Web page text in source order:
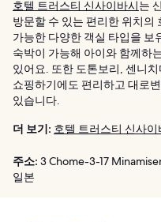
호텔 트러스티 신사이바시는
방문할 수 있는 편리한 위치의
가능한 다양한 객실 타입을 보
숙박이 가능해 아이와 함께하
있어요. 또한 도톤보리, 센니
쇼핑하기에도 편리하고 대로
있습니다.
더 보기: 호텔 트러스티 신사이
주소: 3 Chome-3-17
일본